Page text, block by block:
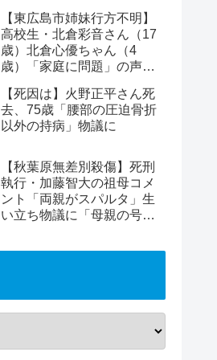
【東広島市姉妹行方不明】
高校生・北倉彩音さん（17
歳）北倉心優ちゃん（4
歳）「家庭に問題」の声…
【死因は】火野正平さん死
去、75歳「腰部の圧迫骨折
以外の持病」物議に
【秋葉原無差別殺傷】死刑
執行・加藤智大の祖母コメ
ント「両親がスパルタ」生
い立ち物議に「母親の号泣